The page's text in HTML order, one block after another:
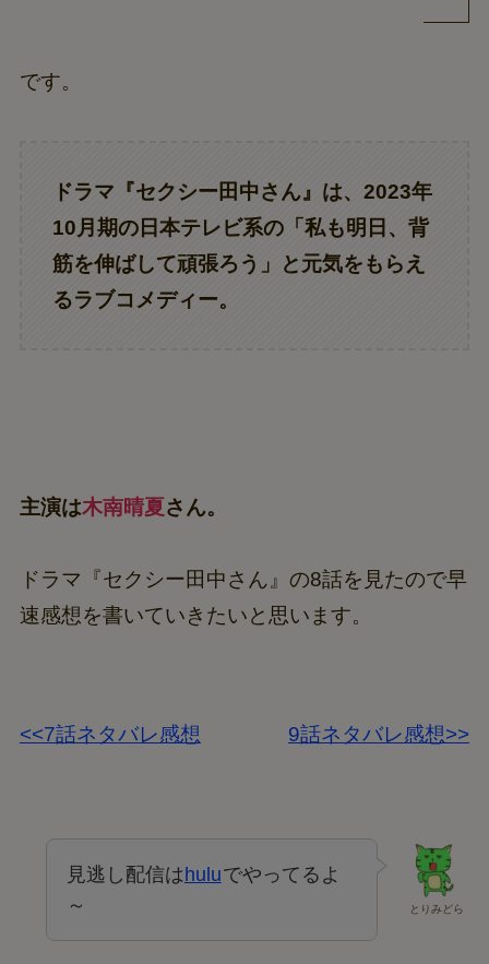
です。
ドラマ『セクシー田中さん 』は、2023年
10月期の日本テレビ系の 「私も明日、背
筋を伸ばして頑張ろう」
と元気をもらえ
るラブコメディー。
主演は木南晴夏 さん。
ドラマ『セクシー田中さん』の8話を見たので早
速感想を書いていきたいと思います。
<<7話ネタバレ感想 9話ネタバレ感想>>
とりみどら
見逃し配信はhuluでやってるよ
～